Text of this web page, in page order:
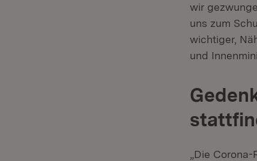
wir
uns zum
wichtiger,
und
„Die